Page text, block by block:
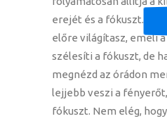
erejét és a fókuszt. Ha
előre világítasz, emeli
szélesíti a fókuszt, de
megnézd az órádon
lejjebb veszi a
fókuszt. Nem elég,